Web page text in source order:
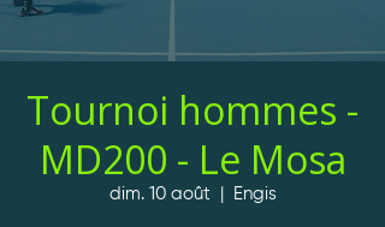
Tournoi hommes -
MD200 - Le Mosa
dim. 10 août Engis